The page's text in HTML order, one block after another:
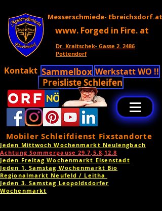
Messerschmiede- Ebreichsdorf.at
www. Forged in Fire. at
Dr. Kraitschek- Gasse 2. 2486
Pottendorf
Kontakt Sammelbox Werkstatt WO !!
Preisliste Schleifen
Mobiler Schleifdienst Fixstandorte
Jeden Mittwoch Wochenmarkt Neulengbach
Achtung Sommerpause 29.7,5.8,12.8
Jeden Freitag Wochenmarkt Eisenstadt
Jeden 1. Samstag Wochenmarkt Bio
Regionalmarkt Neufeld / Leitha
Jeden 3. Samstag Leopoldsdorfer
Wochenmarkt